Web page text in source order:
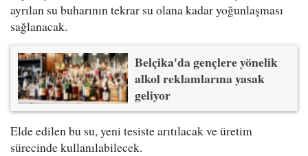
ayrılan su buharının tekrar su olana kadar yoğunlaşması
sağlanacak.
Belçika'da gençlere yönelik
alkol reklamlarına yasak
geliyor
Elde edilen bu su, yeni tesiste arıtılacak ve üretim
sürecinde kullanılabilecek.